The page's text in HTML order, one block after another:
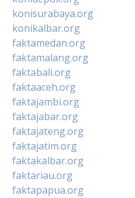
konisurabaya.org
konikalbar.org
faktamedan.org
faktamalang.org
faktabali.org
faktaaceh.org
faktajambi.org
faktajabar.org
faktajateng.org
faktajatim.org
faktakalbar.org
faktariau.org
faktapapua.org